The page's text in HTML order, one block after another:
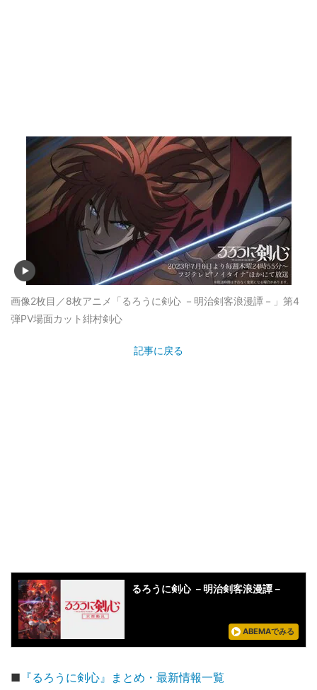
画像2枚目／8枚アニメ「るろうに剣心 －明治剣客浪漫譚－」第4
弾PV場面カット緋村剣心
記事に戻る
るろうに剣心 －明治剣客浪漫譚－
ABEMAでみる
■ 『るろうに剣心』まとめ・最新情報一覧